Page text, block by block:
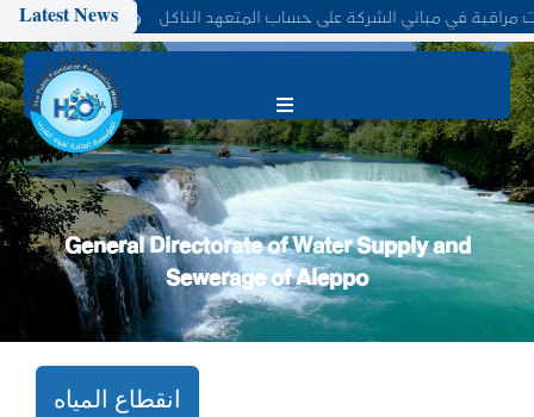
Latest News في مباني الشركة على حساب المتعهد الناكل تعلن الشركة
المؤسسة العامة لمياه الشرب والصرف الصحي في حلب
General Directorate of Water Supply and
Sewerage of Aleppo
انقطاع المياه